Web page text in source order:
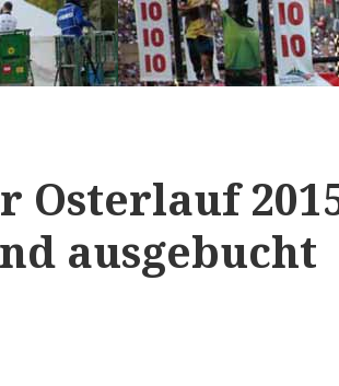
Osterlauf
ausgebucht